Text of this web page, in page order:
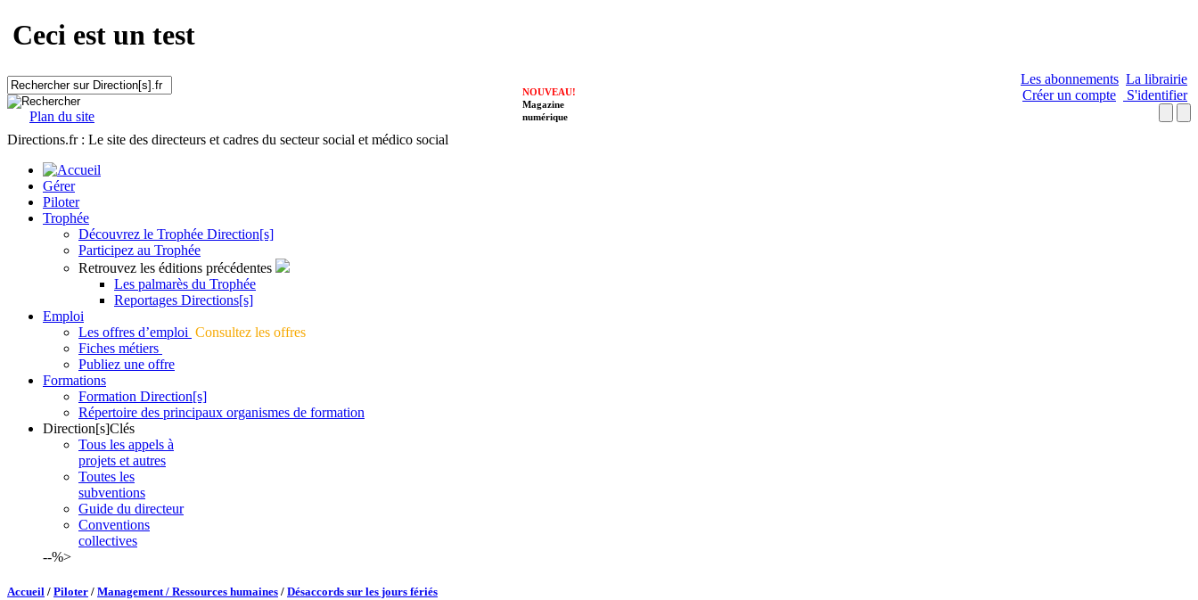
Ceci est un test
Plan du site
Les abonnements La librairie
Créer un compte
S'identifier
NOUVEAU!
Magazine
numérique
Directions.fr : Le site des directeurs et cadres du secteur social et médico social
Gérer
Piloter
Trophée
Découvrez le Trophée Direction[s]
Participez au Trophée
Retrouvez les éditions précédentes
Les palmarès du Trophée
Reportages Directions[s]
Emploi
Les offres d’emploi Consultez les offres
Fiches métiers
Publiez une offre
Formations
Formation Direction[s]
Répertoire des principaux organismes de formation
Direction[s]Clés
Tous les appels à
projets et autres
Toutes les
subventions
Guide du directeur
Conventions
collectives
--%>
Accueil / Piloter / Management / Ressources humaines / Désaccords sur les jours fériés